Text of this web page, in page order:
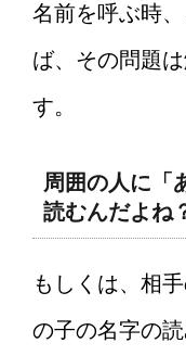
名前を呼ぶ時
ば、その問題
す。
周囲の人に「
読むんだよね
もしくは、相
の子の名字の